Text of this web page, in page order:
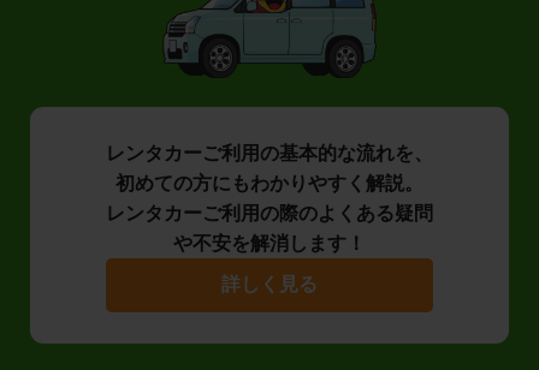
レンタカーご利用の基本的な流れを、
初めての方にもわかりやすく解説。
レンタカーご利用の際のよくある疑問
や不安を解消します！
詳しく見る